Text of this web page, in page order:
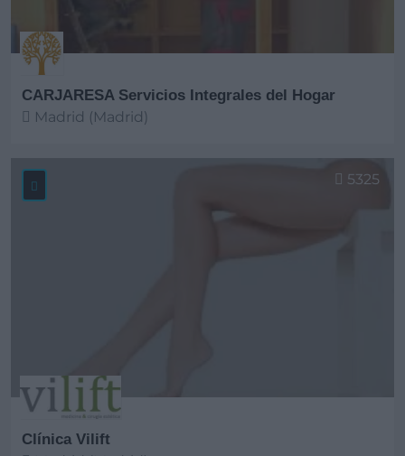
CARJARESA Servicios Integrales del Hogar
Madrid (Madrid)
Clínica Vilift
5325